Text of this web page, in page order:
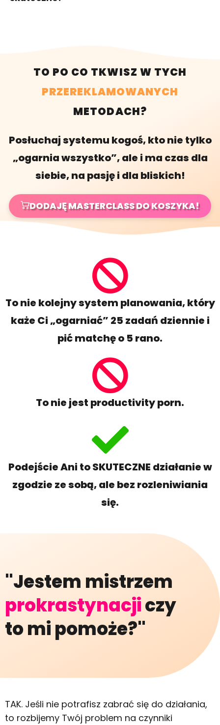
TO PO CO TKWISZ W TYCH
PRZEREKLAMOWANYCH
METODACH?
Posłuchaj systemu kogoś, kto nie tylko
„ogarnia wszystko”, ale i ma czas dla
siebie, na pasję i dla bliskich!
DODAJĘ MASTERCLASS DO KOSZYKA!
To nie kolejny system planowania, który
każe Ci „ogarniać” 25 zadań dziennie i
pić matchę o 5 rano.
To nie jest productivity porn.
Podejście Ani to SKUTECZNE działanie w
zgodzie ze sobą, ale bez rozleniwiania
się.
"Jestem mistrzem
prokrastynacjiczy
to mi pomoże?"
TAK. Jeśli nie potrafisz zabrać się do działania,
to rozbijemy Twój problem na czynniki